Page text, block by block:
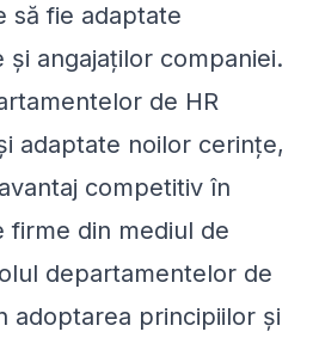
să fie adaptate
și angajaților companiei.
de HR
adaptate noilor cerințe,
competitiv în
firme din mediul de
departamentelor de
adoptarea principiilor și